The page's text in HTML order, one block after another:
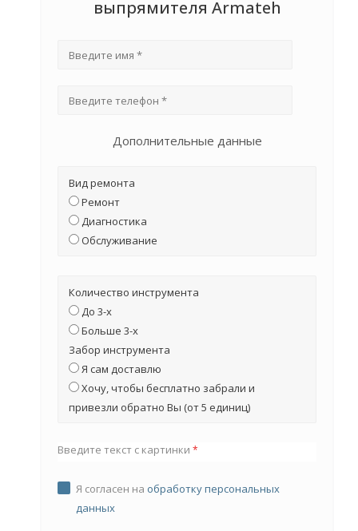
выпрямителя Armateh
Дополнительные данные
Вид ремонта
Ремонт
Диагностика
Обслуживание
Количество инструмента
До 3-х
Больше 3-х
Забор инструмента
Я сам доставлю
Хочу, чтобы бесплатно забрали и
привезли обратно Вы (от 5 единиц)
Введите текст с картинки *
Я согласен на обработку персональных
данных